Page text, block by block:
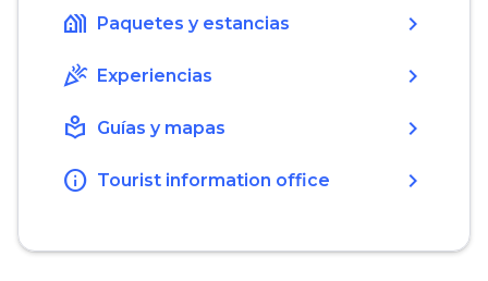
holiday_village Paquetes y estancias chevron_right
celebration Experiencias chevron_right
local_library Guías y mapas chevron_right
info Tourist information office chevron_right